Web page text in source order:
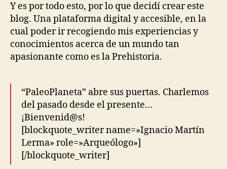
Y es por todo esto, por lo que decidí crear este
blog. Una plataforma digital y accesible, en la
cual poder ir recogiendo mis experiencias y
conocimientos acerca de un mundo tan
apasionante como es la Prehistoria.
“PaleoPlaneta” abre sus puertas. Charlemos
del pasado desde el presente…
¡Bienvenid@s!
[blockquote_writer name=»Ignacio Martín
Lerma» role=»Arqueólogo»]
[/blockquote_writer]